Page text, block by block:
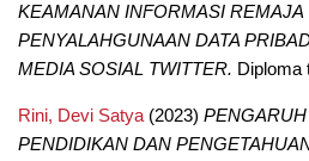
KEAMANAN INFORMASI REMAJA
PENYALAHGUNAAN DATA
MEDIA SOSIAL TWITTER. Diploma
Rini, Devi Satya(2023)
PENDIDIKAN DAN